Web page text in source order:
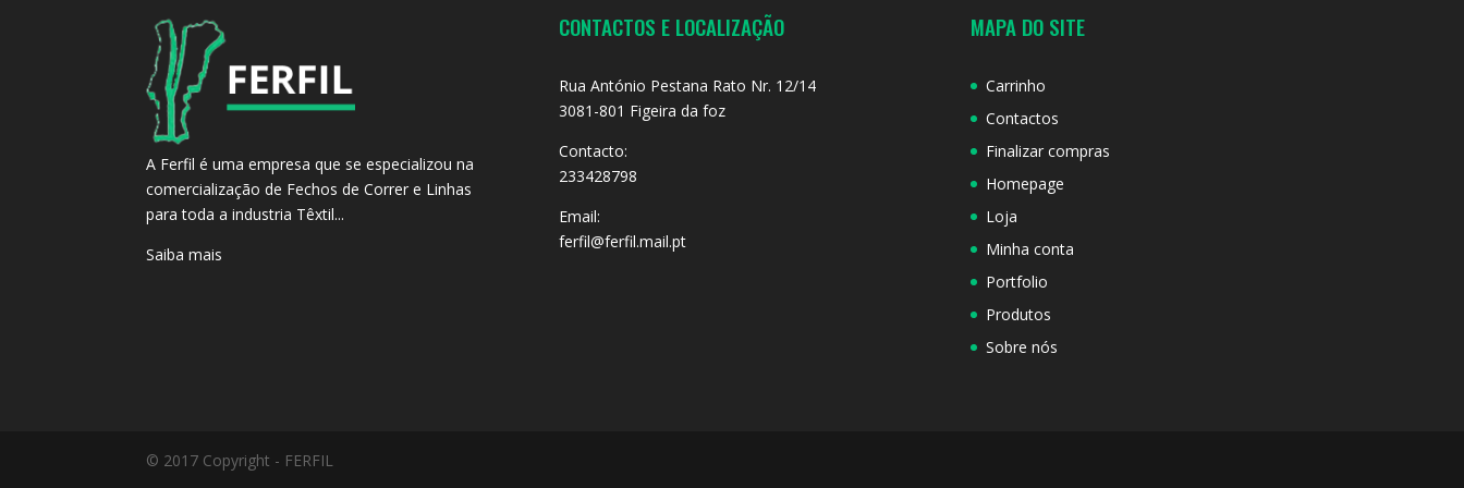
A Ferfil é uma empresa que se especializou na
comercialização de Fechos de Correr e Linhas
para toda a industria Têxtil...
Saiba mais
CONTACTOS E LOCALIZAÇÃO
Rua António Pestana Rato Nr. 12/14
3081-801 Figeira da foz
Contacto:
233428798
Email:
ferfil@ferfil.mail.pt
MAPA DO SITE
Carrinho
Contactos
Finalizar compras
Homepage
Loja
Minha conta
Portfolio
Produtos
Sobre nós
© 2017 Copyright - FERFIL